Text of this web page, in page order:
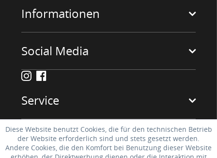
Informationen
Social Media
Service
Diese Website benutzt Cookies, die für den technischen Betrieb
der Website erforderlich sind und stets gesetzt werden.
Andere Cookies, die den Komfort bei Benutzung dieser Website